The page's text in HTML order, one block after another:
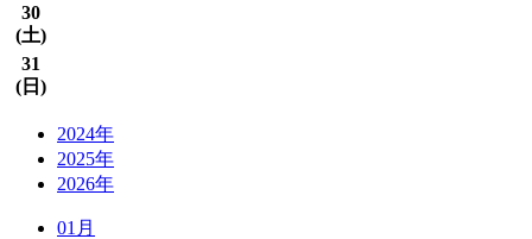
30
(土)
31
( 日 )
2024年
2025年
2026年
01月